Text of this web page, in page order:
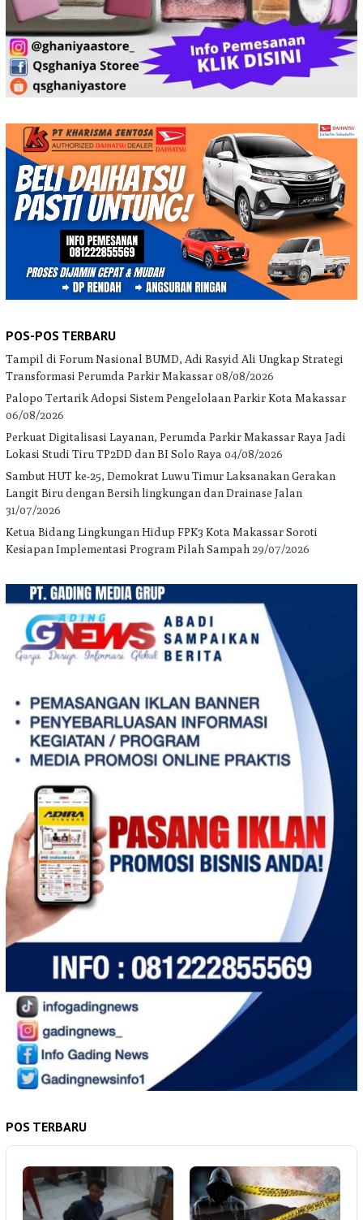
POS-POS TERBARU
Tampil di Forum Nasional BUMD, Adi Rasyid Ali Ungkap Strategi
Transformasi Perumda Parkir Makassar08/08/2026
Palopo Tertarik Adopsi Sistem Pengelolaan Parkir Kota Makassar
06/08/2026
Perkuat Digitalisasi Layanan, Perumda Parkir Makassar Raya Jadi
Lokasi Studi Tiru TP2DD dan BI Solo Raya 04/08/2026
Sambut HUT ke-25, Demokrat Luwu Timur Laksanakan Gerakan
Langit Biru dengan Bersih lingkungan dan Drainase Jalan
31/07/2026
Ketua Bidang Lingkungan Hidup FPK3 Kota Makassar Soroti
Kesiapan Implementasi Program Pilah Sampah 29/07/2026
POS TERBARU